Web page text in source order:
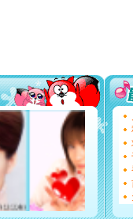
能正大光
天都要快
[圣诞节]
如意,快
[元旦]
看
断电。
你是我
[元旦]
如
起；二
离。水
[元旦]